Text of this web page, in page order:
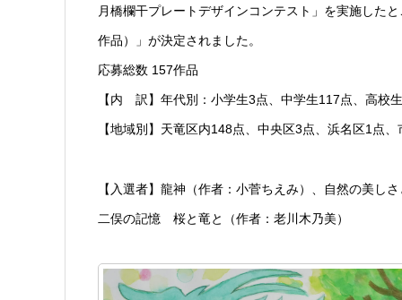
月橋欄干プレートデザインコンテスト」を実施した
作品）」が決定されました。
応募総数 157作品
【内 訳】年代別：小学生3点、中学生117点、高校
【地域別】天竜区内148点、中央区3点、浜名区1点、
【入選者】龍神（作者：小菅ちえみ）、自然の美し
二俣の記憶 桜と竜と（作者：老川木乃美）